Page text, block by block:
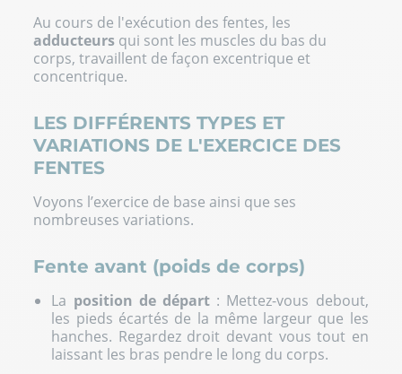
Au cours de l'exécution des fentes, les
adducteurs qui sont les muscles du bas du
corps, travaillent de façon excentrique et
concentrique.
LES DIFFÉRENTS TYPES ET
VARIATIONS DE L'EXERCICE DES
FENTES
Voyons l’exercice de base ainsi que ses
nombreuses variations.
Fente avant (poids de corps)
La position de départ : Mettez-vous debout,
les pieds écartés de la même largeur que les
hanches. Regardez droit devant vous tout en
laissant les bras pendre le long du corps.